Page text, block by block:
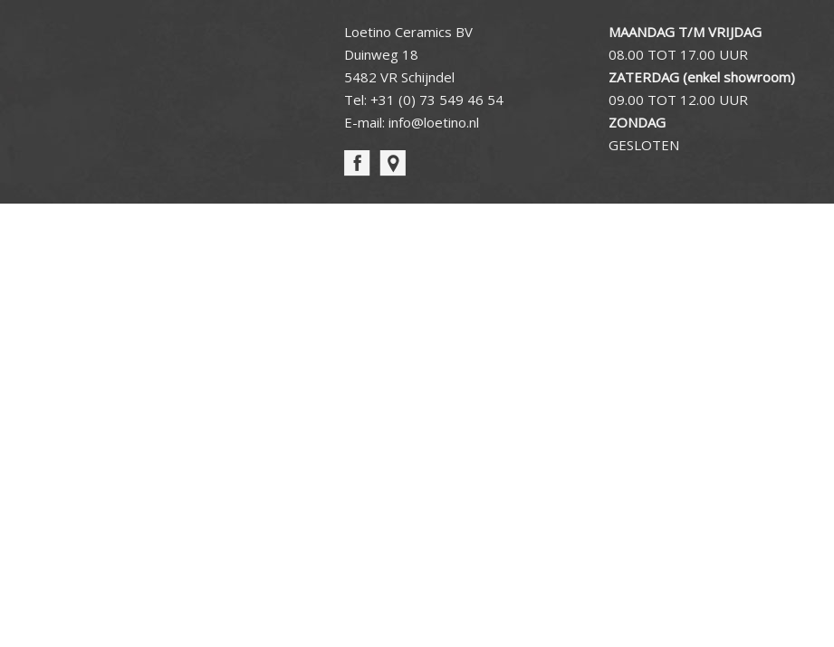
Loetino Ceramics BV
Duinweg 18
5482 VR Schijndel
Tel: +31 (0) 73 549 46 54
E-mail: info@loetino.nl
MAANDAG T/M VRIJDAG
08.00 TOT 17.00 UUR
ZATERDAG (enkel showroom)
09.00 TOT 12.00 UUR
ZONDAG
GESLOTEN